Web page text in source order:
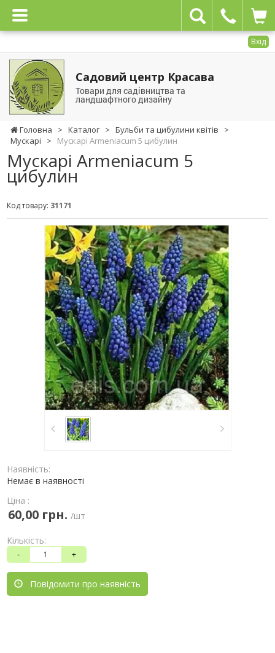
Вхід
Садовий центр Красава
Товари для садівництва та
ландшафтного дизайну
Головна > Каталог > Бульби та цибулини квітів
>
Мускарі
> Мускарі Armeniacum 5 цибулин
Мускарі Armeniacum 5
цибулин
Код товару: 31171
Наявність:
Немає в наявності
Ціна :
60,00 грн. /шт
Кількість:
- +
Повідомити про наявність